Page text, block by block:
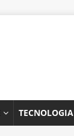
TECNOLOGIA